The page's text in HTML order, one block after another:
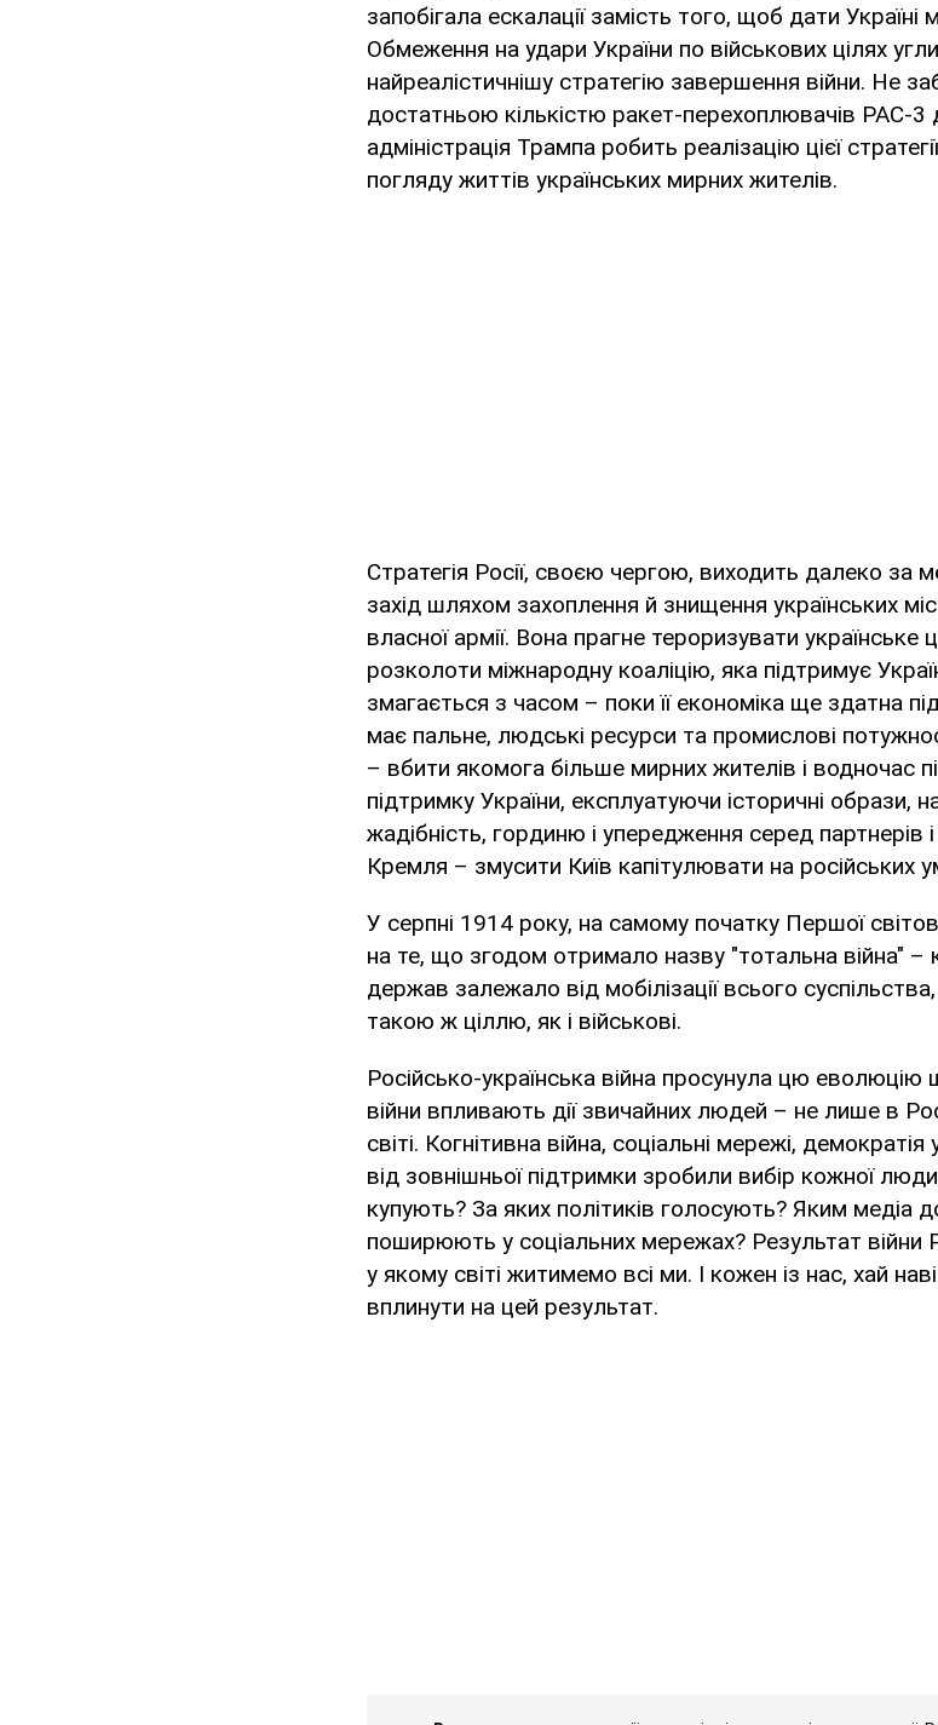
запобігала ескалації замість того, щоб дати
Обмеження на удари України по військових цілях
найреалістичнішу стратегію завершення війни. Не
достатньою кількістю ракет-перехоплювачів PAC-
адміністрація Трампа робить реалізацію цієї
погляду життів українських мирних жителів.
Стратегія Росії, своєю чергою, виходить далеко за
захід шляхом захоплення й знищення українських
власної армії. Вона прагне тероризувати українське
розколоти міжнародну коаліцію, яка підтримує
змагається з часом – поки її економіка ще здатна
має пальне, людські ресурси та промислові
– вбити якомога більше мирних жителів і водночас
підтримку України, експлуатуючи історичні образи,
жадібність, гординю і упередження серед партнерів
Кремля – змусити Київ капітулювати на російських
У серпні 1914 року, на самому початку Першої
на те, що згодом отримало назву "тотальна війна" –
держав залежало від мобілізації всього
такою ж ціллю, як і військові.
Російсько-українська війна просунула цю еволюцію
війни впливають дії звичайних людей – не лише в
світі. Когнітивна війна, соціальні мережі,
від зовнішньої підтримки зробили вибір кожної
купують? За яких політиків голосують? Яким медіа
поширюють у соціальних мережах? Результат війни
у якому світі житимемо всі ми. І кожен із нас, хай
вплинути на цей результат.